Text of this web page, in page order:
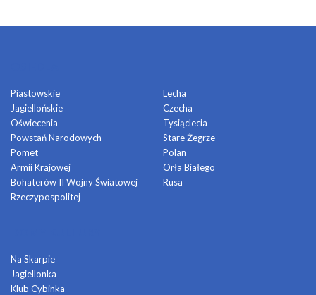
Piastowskie
Jagiellońskie
Oświecenia
Powstań Narodowych
Pomet
Armii Krajowej
Bohaterów II Wojny Światowej
Rzeczypospolitej
Lecha
Czecha
Tysiąclecia
Stare Żegrze
Polan
Orła Białego
Rusa
Na Skarpie
Jagiellonka
Klub Cybinka